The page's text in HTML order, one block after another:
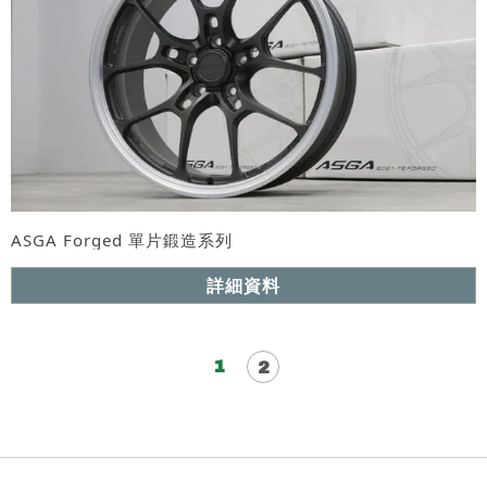
ASGA Forged 單片鍛造系列
詳細資料
1 2